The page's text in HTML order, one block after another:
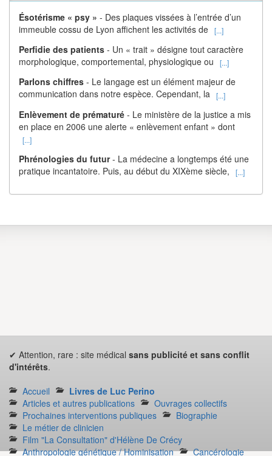
Ésotérisme « psy » - Des plaques vissées à l’entrée d’un
immeuble cossu de Lyon affichent les activités de [...]
Perfidie des patients - Un « trait » désigne tout caractère
morphologique, comportemental, physiologique ou
[...]
Parlons chiffres - Le langage est un élément majeur de
communication dans notre espèce. Cependant, la [...]
Enlèvement de prématuré - Le ministère de la justice a mis
en place en 2006 une alerte « enlèvement enfant » dont
[...]
Phrénologies du futur- La médecine a longtemps été une
pratique incantatoire. Puis, au début du XIXème siècle,
[...]
✔ Attention, rare : site médical sans publicité et sans conflit
d'intérêts.
Accueil
Livres de Luc Perino
Articles et autres publications
Ouvrages collectifs
Prochaines interventions publiques
Biographie
Le métier de clinicien
Film "La Consultation" d'Hélène De Crécy
Anthropologie génétique / Hominisation
Cancérologie